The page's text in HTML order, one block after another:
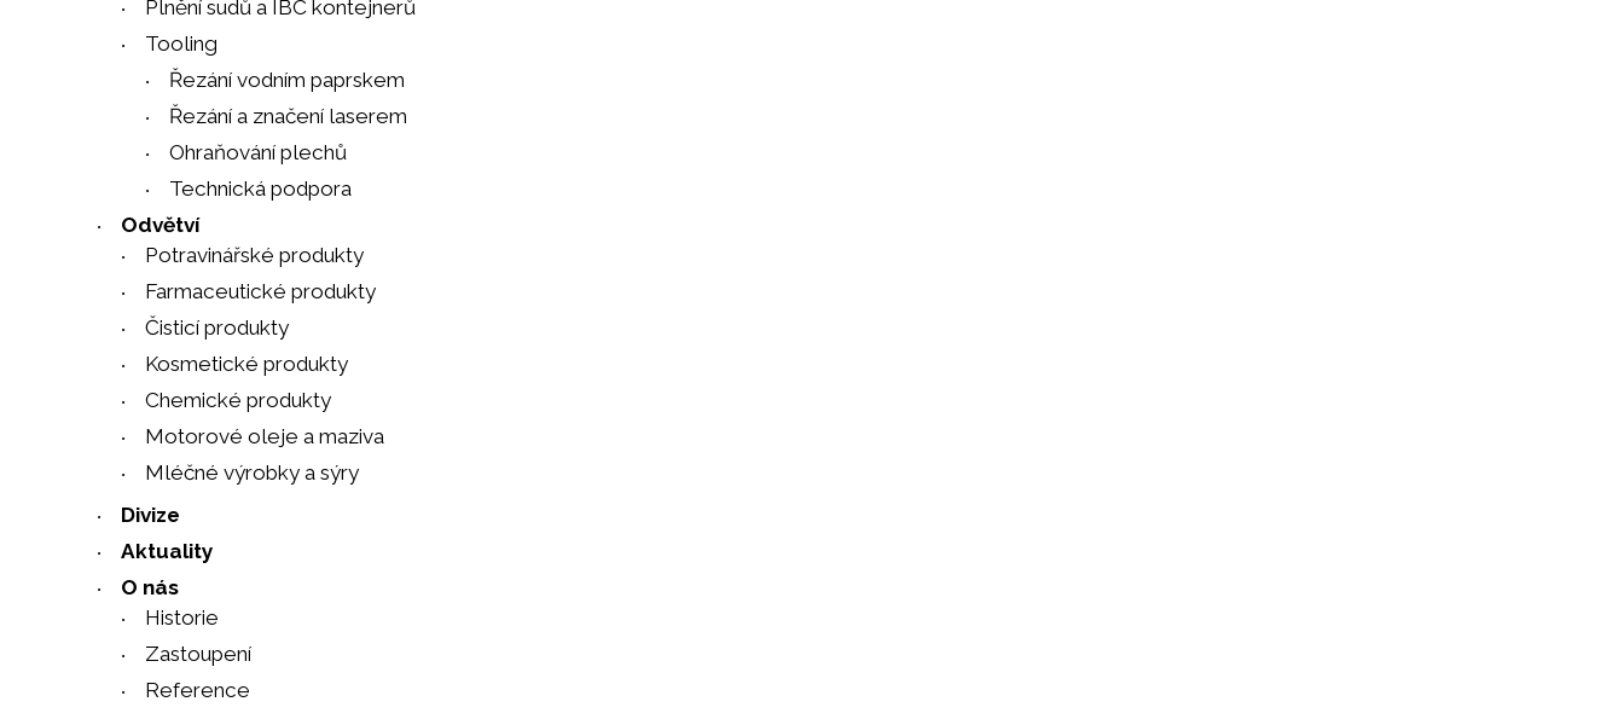
Plnění sudů a IBC kontejnerů
Tooling
Řezání vodním paprskem
Řezání a značení laserem
Ohraňování plechů
Technická podpora
Odvětví
Potravinářské produkty
Farmaceutické produkty
Čisticí produkty
Kosmetické produkty
Chemické produkty
Motorové oleje a maziva
Mléčné výrobky a sýry
Divize
Aktuality
O nás
Historie
Zastoupení
Reference